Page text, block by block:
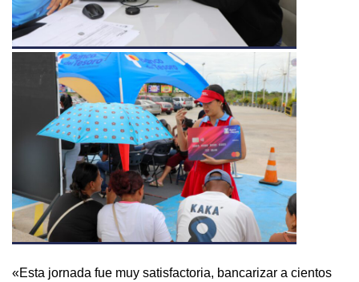
«Esta jornada fue muy satisfactoria, bancarizar a cientos